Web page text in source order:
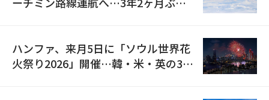
ハンファ、来月5日に「ソウル世界花
火祭り2026」開催…韓・米・英の3カ